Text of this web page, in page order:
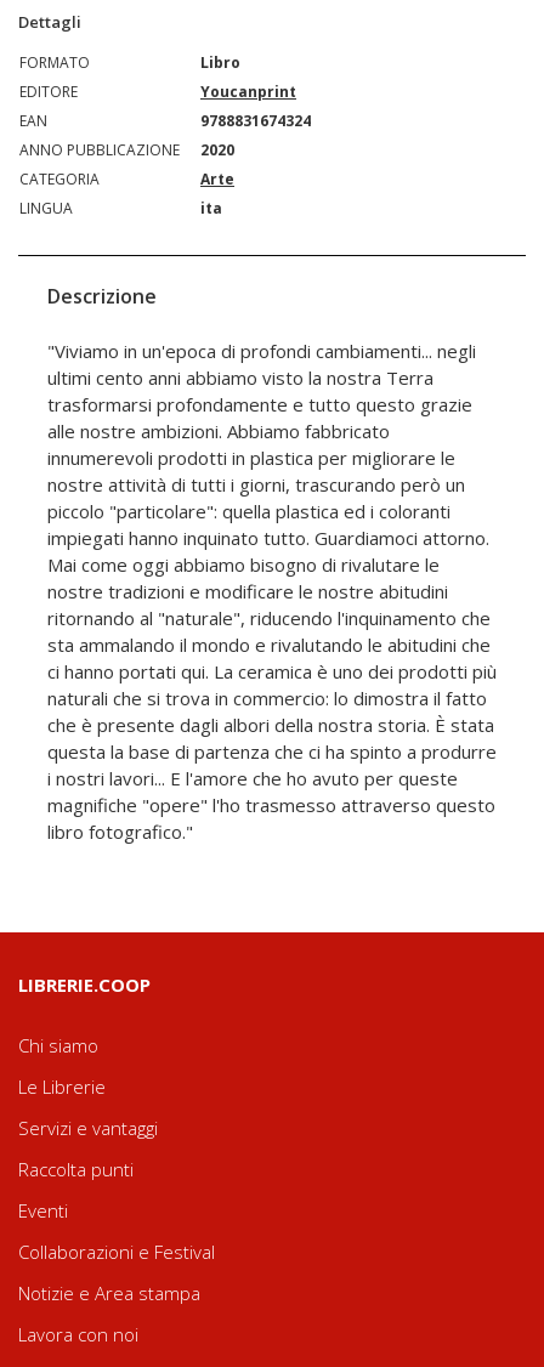
Dettagli
FORMATO
Libro
EDITORE
Youcanprint
EAN
9788831674324
ANNO PUBBLICAZIONE
2020
CATEGORIA
Arte
LINGUA
ita
Descrizione
"Viviamo in un'epoca di profondi cambiamenti... negli
ultimi cento anni abbiamo visto la nostra Terra
trasformarsi profondamente e tutto questo grazie
alle nostre ambizioni. Abbiamo fabbricato
innumerevoli prodotti in plastica per migliorare le
nostre attività di tutti i giorni, trascurando però un
piccolo "particolare": quella plastica ed i coloranti
impiegati hanno inquinato tutto. Guardiamoci attorno.
Mai come oggi abbiamo bisogno di rivalutare le
nostre tradizioni e modificare le nostre abitudini
ritornando al "naturale", riducendo l'inquinamento che
sta ammalando il mondo e rivalutando le abitudini che
ci hanno portati qui. La ceramica è uno dei prodotti più
naturali che si trova in commercio: lo dimostra il fatto
che è presente dagli albori della nostra storia. È stata
questa la base di partenza che ci ha spinto a produrre
i nostri lavori... E l'amore che ho avuto per queste
magnifiche "opere" l'ho trasmesso attraverso questo
libro fotografico."
LIBRERIE.COOP
Chi siamo
Le Librerie
Servizi e vantaggi
Raccolta punti
Eventi
Collaborazioni e Festival
Notizie e Area stampa
Lavora con noi